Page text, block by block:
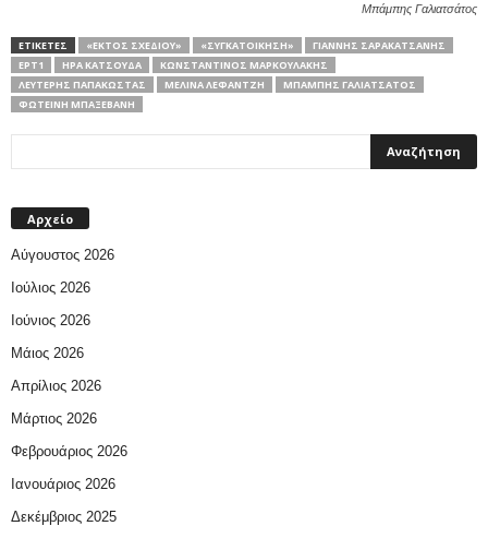
Μπάμπης Γαλιατσάτος
ΕΤΙΚΕΤΕΣ «ΕΚΤΌΣ ΣΧΕΔΊΟΥ» «ΣΥΓΚΑΤΟΙΚΗΣΗ»
ΓΙΆΝΝΗΣ ΣΑΡΑΚΑΤΣΆΝΗΣ
ΕΡΤ1
ΉΡΑ ΚΑΤΣΟΎΔΑ
ΚΩΝΣΤΑΝΤΊΝΟΣ ΜΑΡΚΟΥΛΆΚΗΣ
ΛΕΥΤΈΡΗΣ ΠΑΠΑΚΏΣΤΑΣ
ΜΕΛΊΝΑ ΛΕΦΑΝΤΖΉ
ΜΠΆΜΠΗΣ ΓΑΛΙΑΤΣΆΤΟΣ
ΦΩΤΕΙΝΉ ΜΠΑΞΕΒΆΝΗ
Αρχείο
Αύγουστος 2026
Ιούλιος 2026
Ιούνιος 2026
Μάιος 2026
Απρίλιος 2026
Μάρτιος 2026
Φεβρουάριος 2026
Ιανουάριος 2026
Δεκέμβριος 2025